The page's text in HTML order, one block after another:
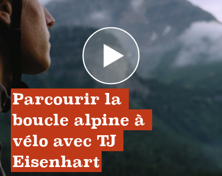
Parcourir la
boucle alpine à
vélo avec TJ
Eisenhart